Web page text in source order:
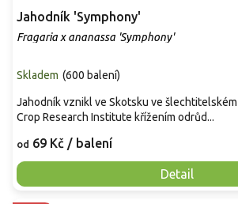
Jahodník 'Symphony'
Fragaria x ananassa 'Symphony'
Skladem (600 balení)
od 69 Kč / balení
Detail
Jahodník vznikl ve Skotsku ve
Crop Research Institute křížením odrůd...